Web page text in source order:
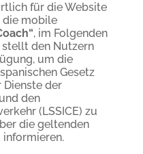
für die Website
die mobile
, im Folgenden
stellt den Nutzern
um die
Gesetz
Dienste der
den
(LSSICE) zu
die geltenden